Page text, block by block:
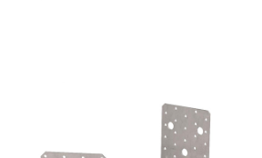
WVS9050 + WBR170